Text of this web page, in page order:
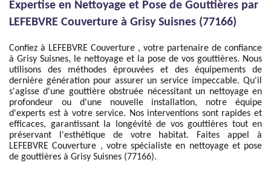
Expertise en Nettoyage et Pose de Gouttières par
LEFEBVRE Couverture à Grisy Suisnes (77166)
Confiez à LEFEBVRE Couverture , votre partenaire de confiance
à Grisy Suisnes, le nettoyage et la pose de vos gouttières. Nous
utilisons des méthodes éprouvées et des équipements de
dernière génération pour assurer un service impeccable. Qu'il
s'agisse d'une gouttière obstruée nécessitant un nettoyage en
profondeur ou d'une nouvelle installation, notre équipe
d'experts est à votre service. Nos interventions sont rapides et
efficaces, garantissant la longévité de vos gouttières tout en
préservant l'esthétique de votre habitat. Faites appel à
LEFEBVRE Couverture , votre spécialiste en nettoyage et pose
de gouttières à Grisy Suisnes (77166).